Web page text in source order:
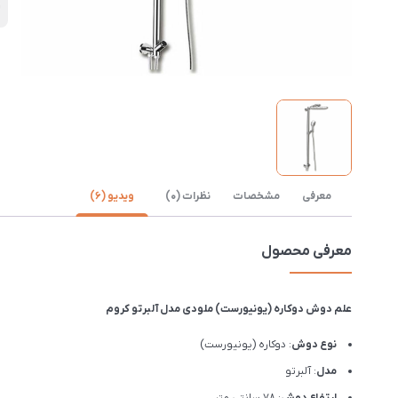
معرفی مشخصات نظرات (0) ویدیو (6)
معرفی محصول
علم دوش دوکاره (یونیورست) ملودی مدل آلبرتو کروم
نوع دوش: دوکاره (یونیورست)
مدل: آلبرتو